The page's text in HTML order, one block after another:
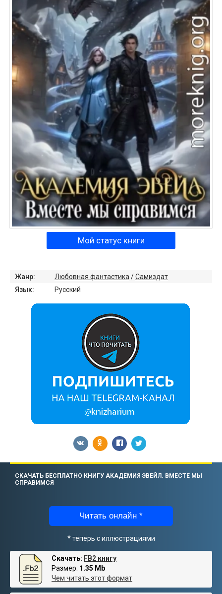
Мой статус книги
Жанр: Любовная фантастика /Самиздат
Язык:
Русский
СКАЧАТЬ БЕСПЛАТНО КНИГУ АКАДЕМИЯ ЭВЕЙЛ. ВМЕСТЕ МЫ
СПРАВИМСЯ
Читать онлайн *
* теперь с иллюстрациями
Скачать: FB2 книгу
Размер: 1.35 Mb
Чем читать этот формат